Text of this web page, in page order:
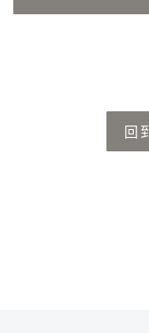
回